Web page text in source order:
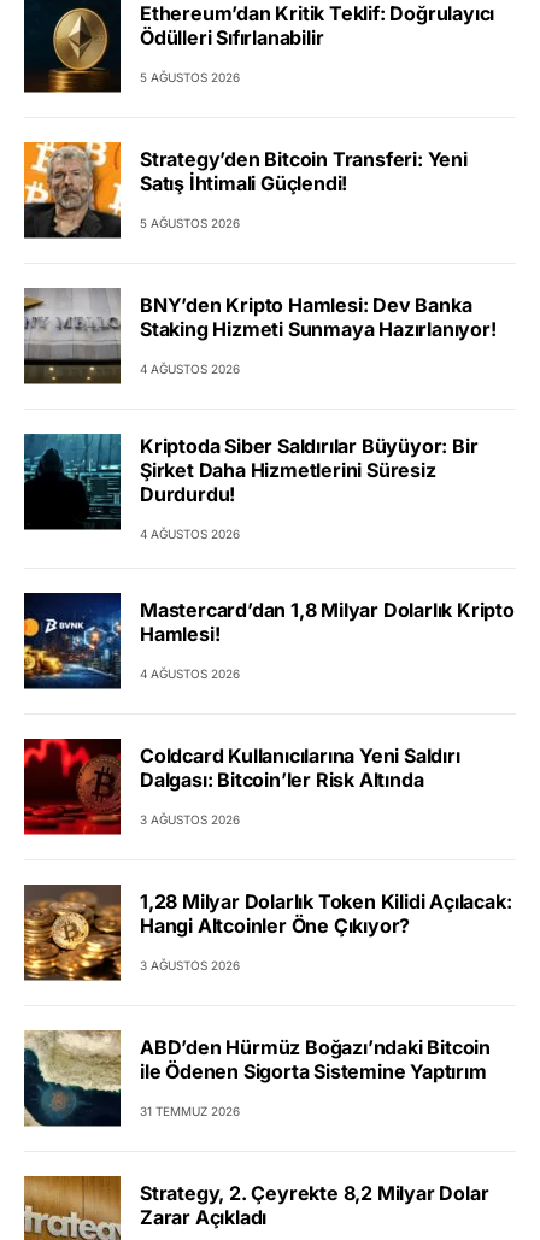
Ethereum’dan Kritik Teklif: Doğrulayıcı
Ödülleri Sıfırlanabilir
5 AĞUSTOS 2026
Strategy’den Bitcoin Transferi: Yeni
Satış İhtimali Güçlendi!
5 AĞUSTOS 2026
BNY’den Kripto Hamlesi: Dev Banka
Staking Hizmeti Sunmaya Hazırlanıyor!
4 AĞUSTOS 2026
Kriptoda Siber Saldırılar Büyüyor: Bir
Şirket Daha Hizmetlerini Süresiz
Durdurdu!
4 AĞUSTOS 2026
Mastercard’dan 1,8 Milyar Dolarlık Kripto
Hamlesi!
4 AĞUSTOS 2026
Coldcard Kullanıcılarına Yeni Saldırı
Dalgası: Bitcoin’ler Risk Altında
3 AĞUSTOS 2026
1,28 Milyar Dolarlık Token Kilidi Açılacak:
Hangi Altcoinler Öne Çıkıyor?
3 AĞUSTOS 2026
ABD’den Hürmüz Boğazı’ndaki Bitcoin
ile Ödenen Sigorta Sistemine Yaptırım
31 TEMMUZ 2026
Strategy, 2. Çeyrekte 8,2 Milyar Dolar
Zarar Açıkladı